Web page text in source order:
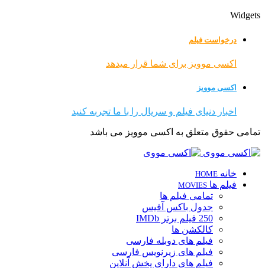
Widgets
درخواست فیلم
اکسی موویز برای شما قرار میدهد
اکسی موویز
اخبار دنیای فیلم و سریال را با ما تجربه کنید
تمامی حقوق متعلق به اکسی موویز می باشد
خانه HOME
فیلم ها MOVIES
تمامی فیلم ها
جدول باکس آفیس
250 فیلم برتر IMDb
کالکشن ها
فیلم های دوبله فارسی
فیلم های زیرنویس فارسی
فیلم های دارای پخش آنلاین